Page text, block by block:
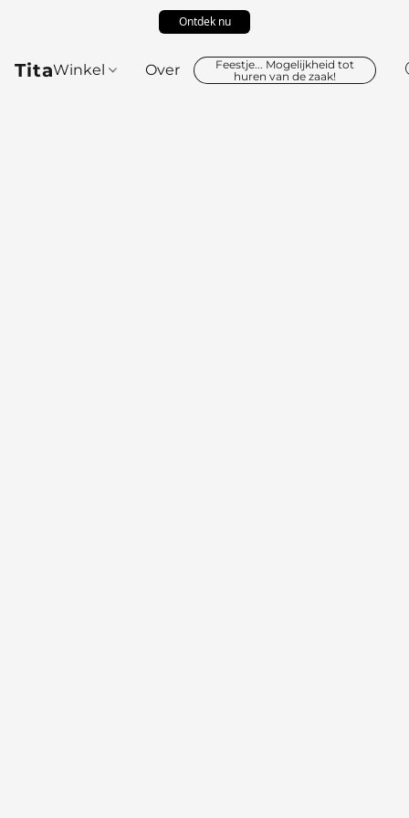
Ontdek nu
TitaWinkel Over
Feestje... Mogelijkheid tot
huren van de zaak!